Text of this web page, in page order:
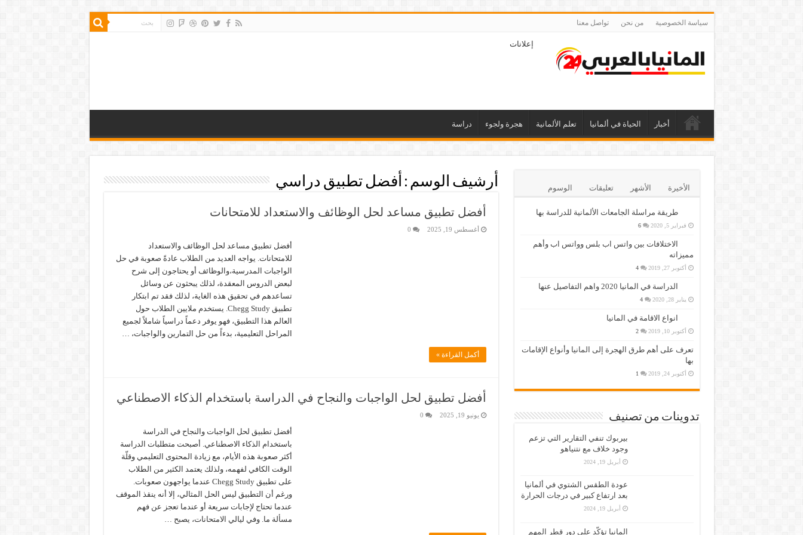
سياسة الخصوصية من نحن تواصل معنا
إعلانات
أخبار الحياة في ألمانيا تعلم الألمانية هجرة ولجوء دراسة
أرشيف الوسم : أفضل تطبيق دراسي
أفضل تطبيق مساعد لحل الوظائف والاستعداد للامتحانات
أغسطس 19, 2025 0
أفضل تطبيق مساعد لحل الوظائف والاستعداد
للامتحانات. يواجه العديد من الطلاب عادةً صعوبة في حل
الواجبات المدرسية،والوظائف أو يحتاجون إلى شرح
لبعض الدروس المعقدة، لذلك يبحثون عن وسائل
تساعدهم في تحقيق هذه الغاية، لذلك فقد تم ابتكار
تطبيق Chegg Study. يستخدم ملايين الطلاب حول
العالم هذا التطبيق، فهو يوفر دعماً دراسياً شاملاً لجميع
المراحل التعليمية، بدءاً من حل التمارين والواجبات، …
أكمل القراءة »
أفضل تطبيق لحل الواجبات والنجاح في الدراسة باستخدام الذكاء الاصطناعي
يونيو 19, 2025 0
أفضل تطبيق لحل الواجبات والنجاح في الدراسة
باستخدام الذكاء الاصطناعي. أصبحت متطلبات الدراسة
أكثر صعوبة هذه الأيام، مع زيادة المحتوى التعليمي وقلّة
الوقت الكافي لفهمه، ولذلك يعتمد الكثير من الطلاب
على تطبيق Chegg Study عندما يواجهون صعوبات.
ورغم أن التطبيق ليس الحل المثالي، إلا أنه ينقذ الموقف
عندما تحتاج لإجابات سريعة أو عندما تعجز عن فهم
مسألة ما. وفي ليالي الامتحانات، يصبح …
الأخيرة الأشهر تعليقات الوسوم
طريقة مراسلة الجامعات الألمانية للدراسة بها
فبراير 5, 2020 6
الاختلافات بين واتس اب بلس وواتس اب وأهم
مميزاته
أكتوبر 27, 2019 4
الدراسة في المانيا 2020 واهم التفاصيل عنها
يناير 28, 2020 4
انواع الاقامة في المانيا
أكتوبر 10, 2019 2
تعرف على أهم طرق الهجرة إلى المانيا وأنواع الإقامات
بها
أكتوبر 24, 2019 1
تدوينات من تصنيف
بيربوك تنفي التقارير التي تزعم
وجود خلاف مع نتنياهو
أبريل 19, 2024
عودة الطقس الشتوي في ألمانيا
بعد ارتفاع كبير في درجات الحرارة
أبريل 19, 2024
المانيا تؤكّد على دور قطر المهم